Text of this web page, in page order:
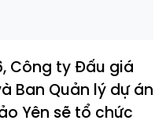
Công ty Đấu giá
Ban Quản lý dự án
Yên sẽ tổ chức